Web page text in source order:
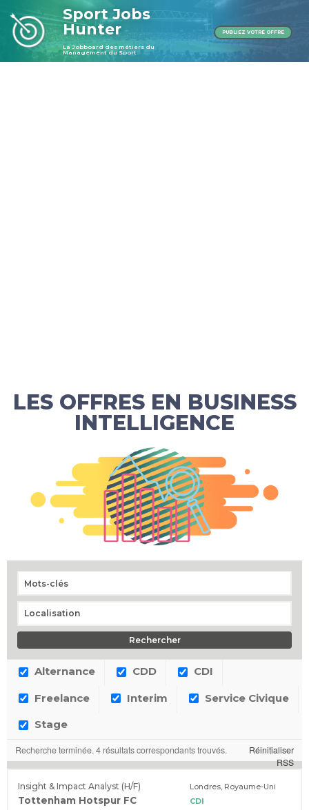
Sport Jobs
Hunter
La Jobboard des métiers du
Management du Sport
PUBLIEZ VOTRE OFFRE
LES OFFRES EN BUSINESS
INTELLIGENCE
Alternance CDD CDI
Freelance Interim Service Civique
Stage
Recherche terminée. 4 résultats correspondants trouvés.
Réinitialiser
RSS
Insight & Impact Analyst (H/F)
Tottenham Hotspur FC
Londres, Royaume-Uni
CDI